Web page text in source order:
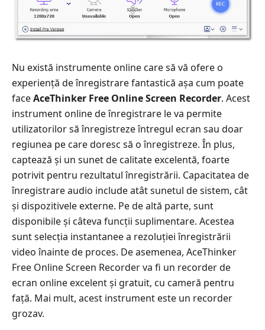
Nu există instrumente online care să vă ofere o
experiență de înregistrare fantastică așa cum poate
faceAceThinker Free Online Screen Recorder. Acest
instrument online de înregistrare le va permite
utilizatorilor să înregistreze întregul ecran sau doar
regiunea pe care doresc să o înregistreze. În plus,
captează și un sunet de calitate excelentă, foarte
potrivit pentru rezultatul înregistrării. Capacitatea de
înregistrare audio include atât sunetul de sistem, cât
și dispozitivele externe. Pe de altă parte, sunt
disponibile și câteva funcții suplimentare. Acestea
sunt selecția instantanee a rezoluției înregistrării
video înainte de proces. De asemenea, AceThinker
Free Online Screen Recorder va fi un recorder de
ecran online excelent și gratuit, cu cameră pentru
față. Mai mult, acest instrument este un recorder
grozav.